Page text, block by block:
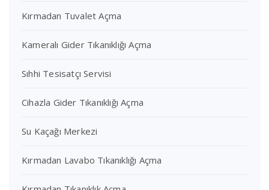
Kırmadan Tuvalet Açma
Kameralı Gider Tıkanıklığı Açma
Sıhhi Tesisatçı Servisi
Cihazla Gider Tıkanıklığı Açma
Su Kaçağı Merkezi
Kırmadan Lavabo Tıkanıklığı Açma